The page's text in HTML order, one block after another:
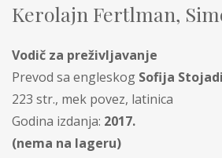
Kerolajn Fertlman,
Vodič za preživljavanje
Prevod sa engleskog Sofija
223 str., mek povez, latinica
Godina izdanja: 2017.
(nema na lageru)